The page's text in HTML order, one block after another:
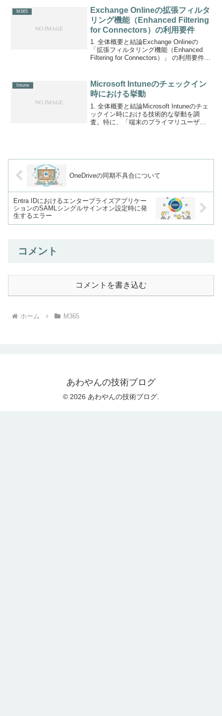
要Teams アプリにおけるファイル...
M365
Exchange Onlineの拡張フィルタ
リング機能（Enhanced Filtering
for Connectors）の利用要件
1. 全体概要と結論Exchange Onlineの
「拡張フィルタリング機能（Enhanced
Filtering for Connectors）」 の利用要件を
Exc...
Intune
Microsoft Intuneのチェックイン
時における挙動
1. 全体概要と結論Microsoft Intuneのチェ
ックイン時における技術的な挙動を調
査。特に、「端末のプライマリユーザー
OneDriveの同期不具合について
Entra IDにおけるエンタープライズアプリケー
ションのSAMLシングルサインオン設定時に発
生するエラー
コメント
コメントを書き込む
ホーム M365
あわやんの技術ブログ
© 2026 あわやんの技術ブログ.